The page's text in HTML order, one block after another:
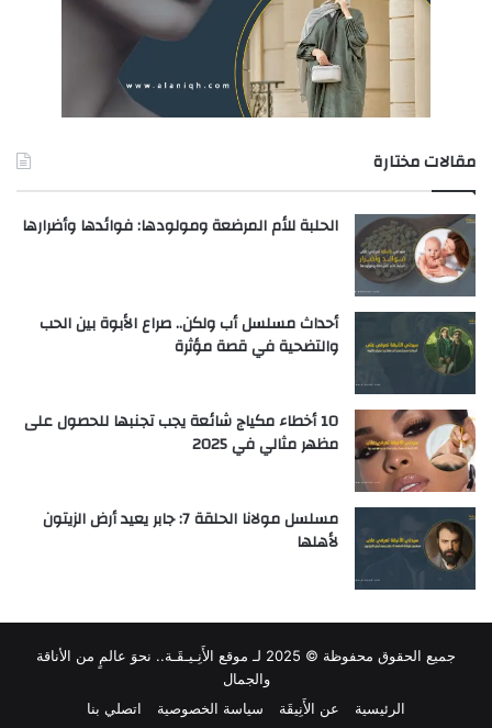
مقالات مختارة
الحلبة للأم المرضعة ومولودها: فوائدها وأضرارها
أحداث مسلسل أب ولكن.. صراع الأبوة بين الحب
والتضحية في قصة مؤثرة
10 أخطاء مكياج شائعة يجب تجنبها للحصول على
مظهر مثالي في 2025
مسلسل مولانا الحلقة 7: جابر يعيد أرض الزيتون
لأهلها
جميع الحقوق محفوظة © 2025 لـ
موقع الأَنِـيـقَـة.. نحوَ عالمٍ من الأناقة
والجمال
الرئيسية
عن الأَنِيقَة سياسة الخصوصية اتصلي بنا